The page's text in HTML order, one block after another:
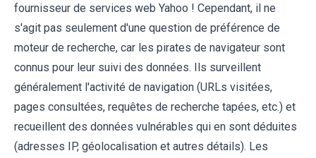
fournisseur de services web Yahoo ! Cependant, il ne
s'agit pas seulement d'une question de préférence de
moteur de recherche, car les pirates de navigateur sont
connus pour leur suivi des données. Ils surveillent
généralement l'activité de navigation (URLs visitées,
pages consultées, requêtes de recherche tapées, etc.) et
recueillent des données vulnérables qui en sont déduites
(adresses IP, géolocalisation et autres détails). Les